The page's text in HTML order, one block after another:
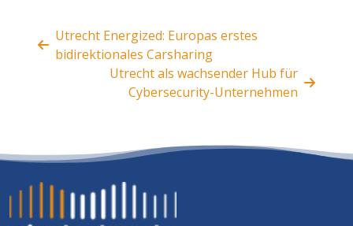
Utrecht Energized: Europas erstes
bidirektionales Carsharing
Utrecht als wachsender Hub für
Cybersecurity-Unternehmen